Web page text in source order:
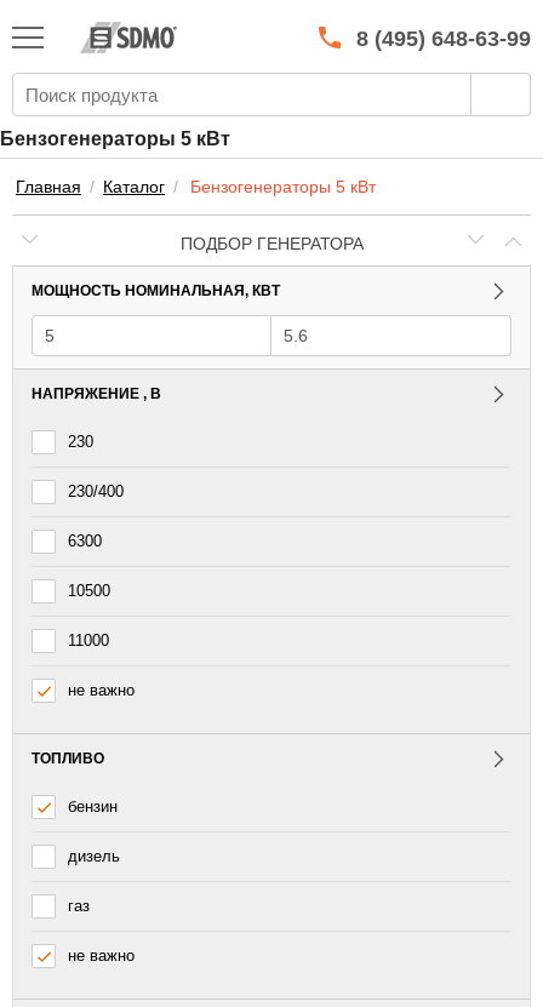
8 (495) 648-63-99
Бензогенераторы 5 кВт
Главная / Каталог / Бензогенераторы 5 кВт
ПОДБОР ГЕНЕРАТОРА
МОЩНОСТЬ НОМИНАЛЬНАЯ, КВТ
НАПРЯЖЕНИЕ , В
230
230/400
6300
10500
11000
не важно
ТОПЛИВО
бензин
дизель
газ
не важно
SDMO
КАТАЛОГ
О МАРКЕ
О КОМПАНИИ
СТАТЬ ДИЛЕРОМ
ПРАЙСЫ
КОНТАКТЫ